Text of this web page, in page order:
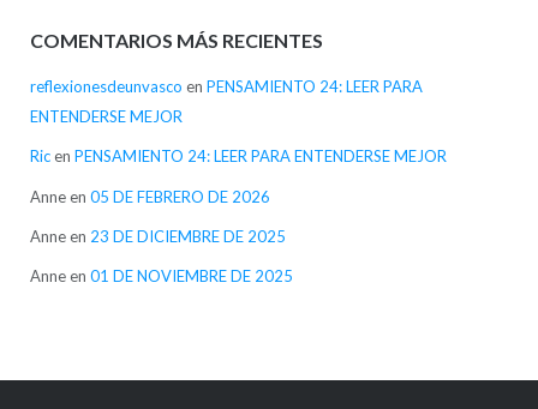
COMENTARIOS MÁS RECIENTES
reflexionesdeunvasco en PENSAMIENTO 24: LEER PARA
ENTENDERSE MEJOR
Ricen PENSAMIENTO 24: LEER PARA ENTENDERSE MEJOR
Anneen 05 DE FEBRERO DE 2026
Anneen 23 DE DICIEMBRE DE 2025
Anneen 01 DE NOVIEMBRE DE 2025